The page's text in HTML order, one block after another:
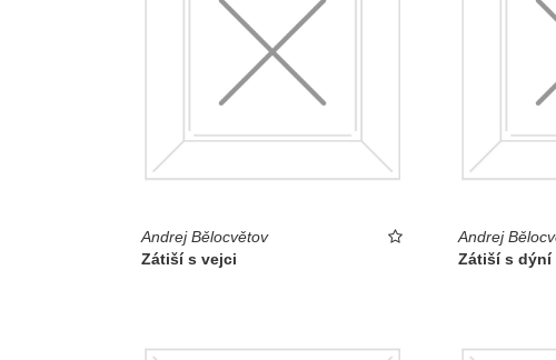
Andrej Bělocvětov
Zátiší s vejci
Andrej
Zátiší s dýní